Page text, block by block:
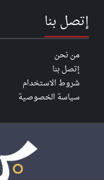
إتصل بنا
من نحن
إتصل بنا
شروط الاستخدام
سياسة الخصوصية